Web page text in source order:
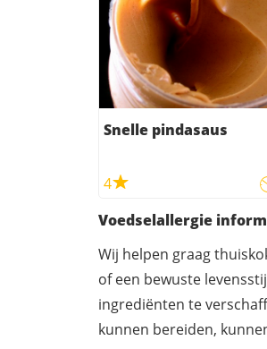
Snelle pindasaus
4
Voedselallergie
Wij helpen graag
of een bewuste
ingrediënten te
kunnen bereiden,